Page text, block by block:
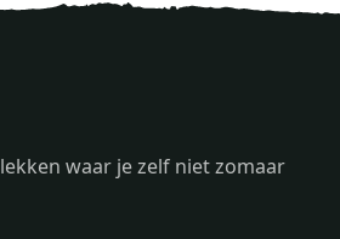
waar je zelf niet zomaar